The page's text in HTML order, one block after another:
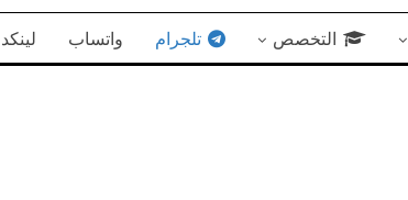
التخصص تلجرام واتساب